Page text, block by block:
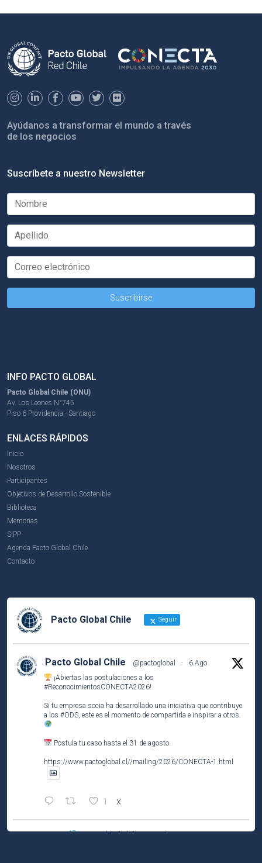
Ayúdanos a transformar el mundo a través
de los negocios
Suscríbete a nuestro Newsletter
INFO PACTO GLOBAL
Pacto Global Chile (ONU)
Av. Los Leones N°745
Piso 6 Providencia - Santiago
ENLACES RÁPIDOS
Inicio
Nosotros
Participantes
Objetivos de Desarrollo Sostenible
Biblioteca
Memorias
SIPP
Agenda Pacto Global Chile
Contacto
Pacto Global Chile Seguir
Pacto Global Chile @pactoglobal ·
6 Ago
¡Abiertas las postulaciones a los
#ReconocimientosCONECTA2026!
Si tu empresa socia ha desarrollado una iniciativa que contribuye
a los #ODS, este es el momento de compartirla e inspirar a otros.
Postula tu caso hasta el 31 de agosto.
https://www.pactoglobal.cl//mailing/2026/CONECTA-1.html
1 X